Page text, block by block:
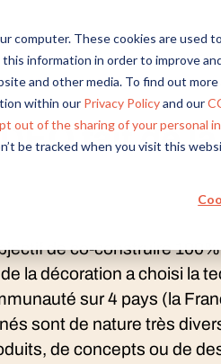
computer. These cookies are
information in order to improve
and other media. To find out
within our Privacy Policyand our
out of the sharing of your personal
be tracked when you visit this
fait de
de co-construire
la décoration a choisi la
sur 4 pays (la
sont de nature très
de concepts ou de